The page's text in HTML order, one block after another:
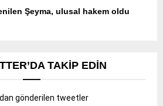
Şeyma, ulusal hakem oldu
TAKIP EDIN
gönderilen tweetler